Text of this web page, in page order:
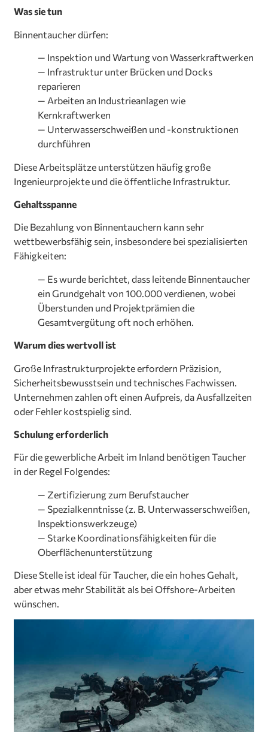
Was sie tun
Binnentaucher dürfen:
— Inspektion und Wartung von Wasserkraftwerken
— Infrastruktur unter Brücken und Docks
reparieren
— Arbeiten an Industrieanlagen wie
Kernkraftwerken
— Unterwasserschweißen und -konstruktionen
durchführen
Diese Arbeitsplätze unterstützen häufig große
Ingenieurprojekte und die öffentliche Infrastruktur.
Gehaltsspanne
Die Bezahlung von Binnentauchern kann sehr
wettbewerbsfähig sein, insbesondere bei spezialisierten
Fähigkeiten:
— Es wurde berichtet, dass leitende Binnentaucher
ein Grundgehalt von 100.000 verdienen, wobei
Überstunden und Projektprämien die
Gesamtvergütung oft noch erhöhen.
Warum dies wertvoll ist
Große Infrastrukturprojekte erfordern Präzision,
Sicherheitsbewusstsein und technisches Fachwissen.
Unternehmen zahlen oft einen Aufpreis, da Ausfallzeiten
oder Fehler kostspielig sind.
Schulung erforderlich
Für die gewerbliche Arbeit im Inland benötigen Taucher
in der Regel Folgendes:
— Zertifizierung zum Berufstaucher
— Spezialkenntnisse (z. B. Unterwasserschweißen,
Inspektionswerkzeuge)
— Starke Koordinationsfähigkeiten für die
Oberflächenunterstützung
Diese Stelle ist ideal für Taucher, die ein hohes Gehalt,
aber etwas mehr Stabilität als bei Offshore-Arbeiten
wünschen.